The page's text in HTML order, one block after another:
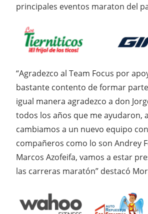
principales eventos maraton del
“Agradezco al Team Focus por
bastante contento de formar
igual manera agradezco a don
todos los años que me ayudaron,
cambiamos a un nuevo equipo
compañeros como lo son Andrey
Marcos Azofeifa, vamos a estar
las carreras maratón” destacó